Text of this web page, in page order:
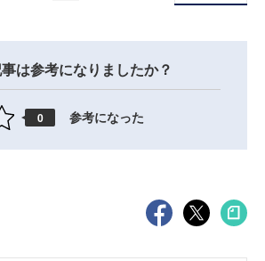
は参考になりましたか？
0 参考になった